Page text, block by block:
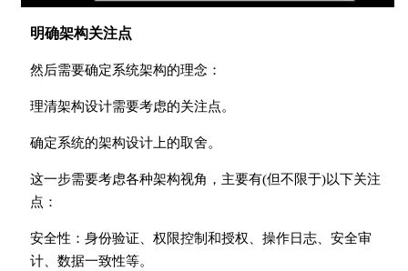
明确架构关注点
然后需要确定系统架构的理念：
理清架构设计需要考虑的关注点。
确定系统的架构设计上的取舍。
这一步需要考虑各种架构视角，主要有(但不限于)以下关注
点：
安全性：身份验证、权限控制和授权、操作日志、安全审
计、数据一致性等。